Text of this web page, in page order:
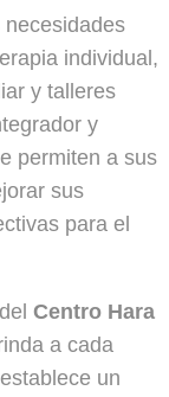
individual,
y talleres
y
permiten a sus
sus
para el
Centro Hara
a cada
un